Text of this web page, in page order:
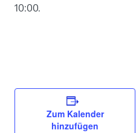
10:00.
Zum Kalender
hinzufügen